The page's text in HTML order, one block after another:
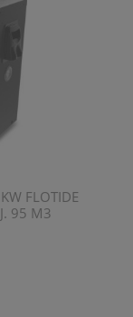
FLOTIDE
95 M3